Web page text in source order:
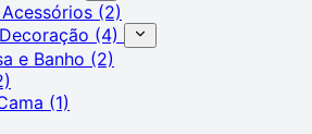
(2)
(4)
e Banho (2)
(1)